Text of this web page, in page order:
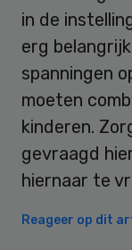
in de
erg
spanningen
moeten
kinderen.
gevraagd
hiernaar te
Reageer op dit